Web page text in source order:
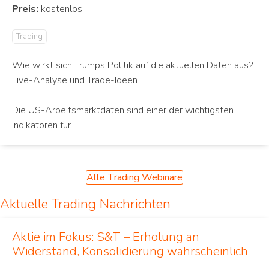
Preis:
Trading
Wie wirkt sich Trumps Politik auf die aktuellen Daten aus?
Live-Analyse und Trade-Ideen.
Die US-Arbeitsmarktdaten sind einer der wichtigsten
Indikatoren für
Alle Trading Webinare
Aktuelle Trading Nachrichten
Aktie im Fokus: S&T – Erholung an
Widerstand, Konsolidierung wahrscheinlich